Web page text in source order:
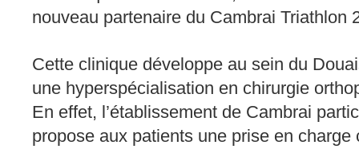
nouveau partenaire du Cambrai Triathlon
Cette clinique développe au sein du
une hyperspécialisation en chirurgie
En effet, l’établissement de Cambrai
propose aux patients une prise en charge